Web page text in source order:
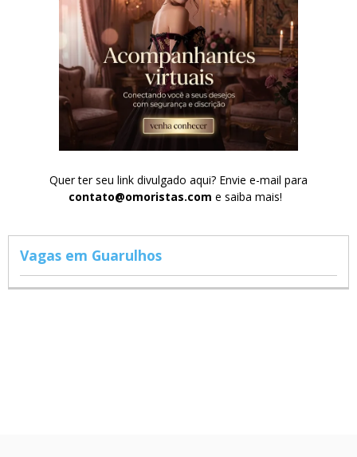
Quer ter seu link divulgado aqui? Envie e-mail para
contato@omoristas.com e saiba mais!
Vagas em Guarulhos